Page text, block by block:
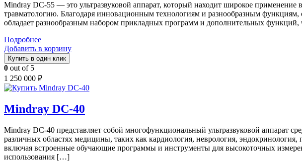
Mindray DC-55 — это ультразвуковой аппарат, который находит широкое
травматологию. Благодаря инновационным технологиям и разнообразным
обладает разнообразным набором прикладных программ и дополнительных
Подробнее
Добавить в корзину
Купить в один клик
0 out of 5
1 250 000 ₽
Mindray DC-40
Mindray DC-40 представляет собой многофункциональный ультразвуковой аппарат
различных областях медицины, таких как кардиология, неврология,
включая встроенные обучающие программы и инструменты для высокоточных
использования […]